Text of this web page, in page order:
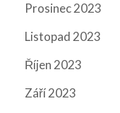
Prosinec 2023
Listopad 2023
Říjen 2023
Září 2023